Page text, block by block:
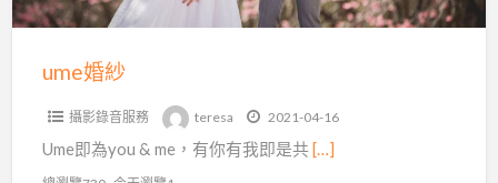
ume婚紗
攝影錄音服務 teresa 2021-04-16
Ume即為you & me，有你有我即是共 […]